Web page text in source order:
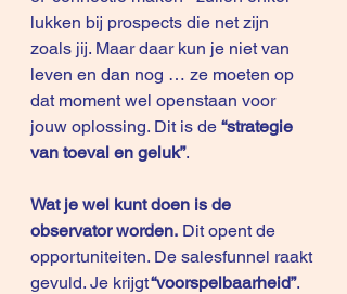
lukken bij prospects die net zijn
zoals jij. Maar daar kun je niet van
leven en dan nog … ze moeten op
dat moment wel openstaan voor
jouw oplossing. Dit is de “strategie
van toeval en geluk”.
Wat je wel kunt doen is de
observator worden. Dit opent de
opportuniteiten. De salesfunnel raakt
gevuld. Je krijgt “voorspelbaarheid”.